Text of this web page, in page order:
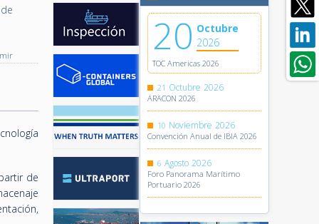
de
20 Octubre
2026
TOC Americas 2026
21 Octubre 2026
ARACON 2026
10 Noviembre 2026
Convención Anual de IBIA 2026
6 Agosto 2026
Foro Panorama Marítimo
Portuario 2026